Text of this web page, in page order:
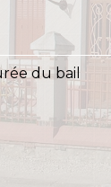
du bail